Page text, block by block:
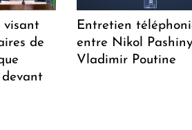
visant
de
Entretien
entre Nikol
Vladimir Poutine